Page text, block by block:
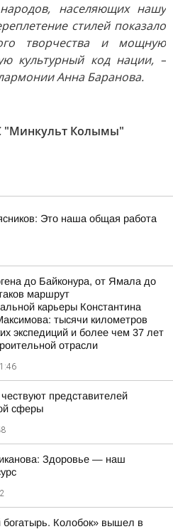
населяющих нашу
стилей показало
творчества и мощную
культурный код нации, –
Анна Баранова.
"Минкульт Колымы"
Это наша общая работа
до Байконура, от Ямала до
маршрут
карьеры Константина
тысячи километров
экспедиций и более чем 37 лет
отрасли
представителей
сферы
Здоровье — наш
Колобок» вышел в